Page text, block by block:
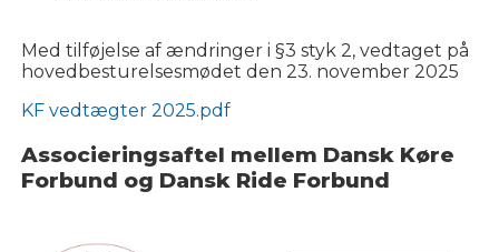
Med tilføjelse af ændringer i §3 styk 2, vedtaget på
hovedbesturelsesmødet den 23. november 2025
KF vedtægter 2025.pdf
Associeringsaftel mellem Dansk Køre
Forbund og Dansk Ride Forbund